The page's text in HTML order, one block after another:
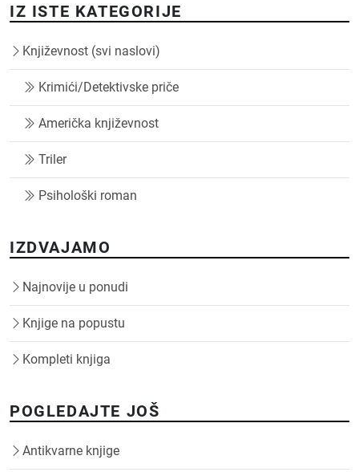
IZ ISTE KATEGORIJE
Književnost (svi naslovi)
Krimići/Detektivske priče
Američka književnost
Triler
Psihološki roman
IZDVAJAMO
Najnovije u ponudi
Knjige na popustu
Kompleti knjiga
POGLEDAJTE JOŠ
Antikvarne knjige